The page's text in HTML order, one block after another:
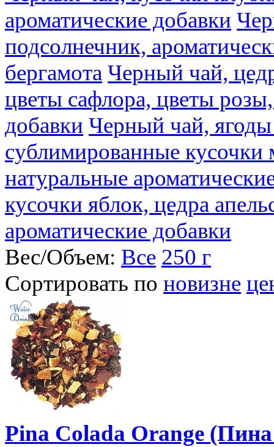
ароматические добавки
подсолнечник,
бергамота Черный чай,
цветы сафлора, цветы
добавки Черный чай,
сублимированные
натуральные
кусочки яблок, цедра
ароматические добавки
Вес/Объем: Все 250 г
Сортировать по новизне
Pina Colada Orange